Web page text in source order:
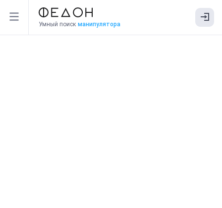
Умный поиск манипулятора